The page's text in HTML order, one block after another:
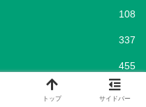
108
337
455
100
トップ サイドバー